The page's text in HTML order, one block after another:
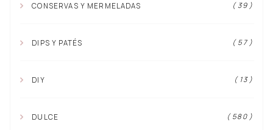
CONSERVAS Y MERMELADAS ( 39 )
DIPS Y PATÉS ( 57 )
DIY ( 13 )
DULCE ( 580 )